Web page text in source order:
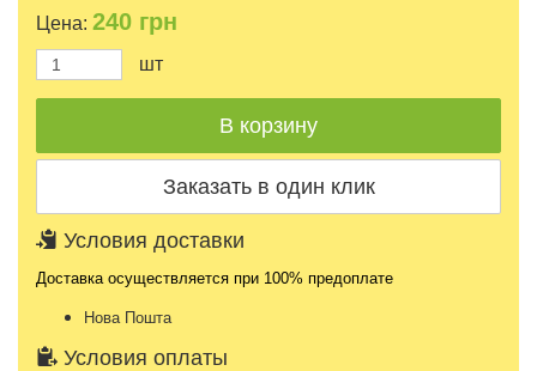
Цена: 240 грн
шт
Условия доставки
Доставка осуществляется при 100% предоплате
Нова Пошта
Условия оплаты